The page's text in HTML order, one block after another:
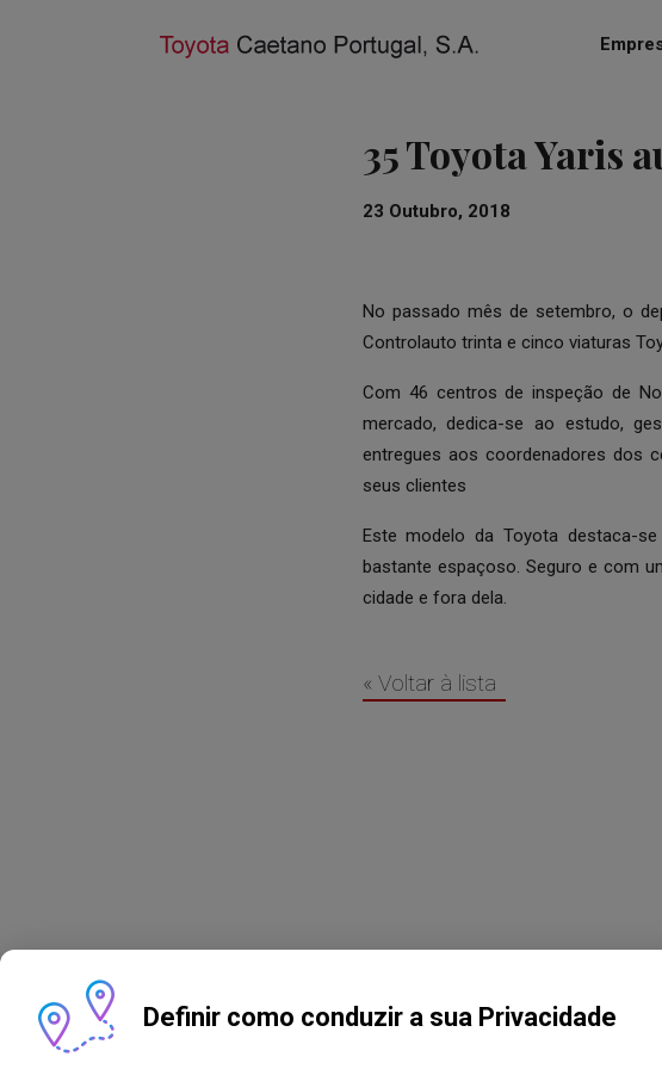
35 Toyota Yaris
23 Outubro, 2018
No passado mês de setembro, o
Controlauto trinta e cinco viaturas
Com 46 centros de inspeção de
mercado, dedica-se ao estudo,
entregues aos coordenadores dos
seus clientes
Este modelo da Toyota destaca-
bastante espaçoso. Seguro e com
cidade e fora dela.
« Voltar à lista
Definir como conduzir a sua Privacidade